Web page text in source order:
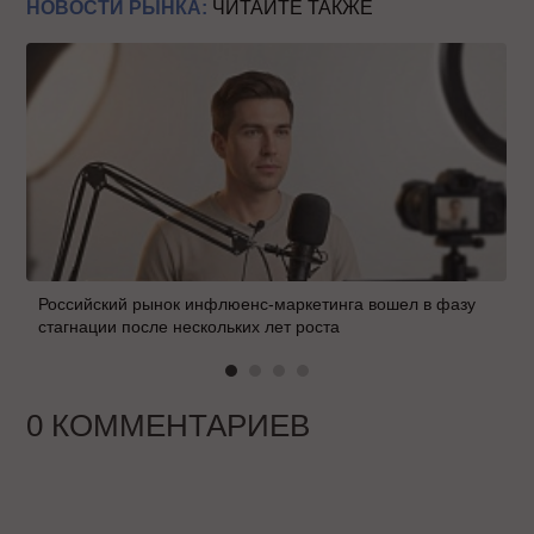
НОВОСТИ РЫНКА: ЧИТАЙТЕ ТАКЖЕ
Российский рынок инфлюенс-маркетинга вошел в фазу
стагнации после нескольких лет роста
0 КОММЕНТАРИЕВ